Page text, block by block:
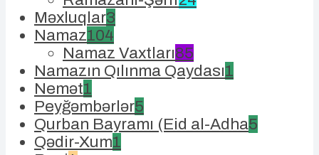
Məxluqlar3
Namaz104
Namaz Vaxtları85
Namazın Qılınma Qaydası1
Nemət1
Peyğəmbərlər5
Qurban Bayramı (Eid al-Adha5
Qədir-Xum1